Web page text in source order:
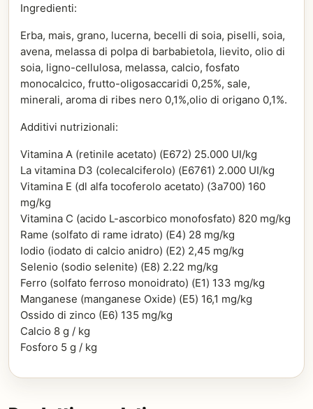
Ingredienti:
Erba, mais, grano, lucerna, becelli di soia, piselli, soia,
avena, melassa di polpa di barbabietola, lievito, olio di
soia, ligno-cellulosa, melassa, calcio, fosfato
monocalcico, frutto-oligosaccaridi 0,25%, sale,
minerali, aroma di ribes nero 0,1%,olio di origano 0,1%.
Additivi nutrizionali:
Vitamina A (retinile acetato) (E672) 25.000 UI/kg
La vitamina D3 (colecalciferolo) (E6761) 2.000 UI/kg
Vitamina E (dl alfa tocoferolo acetato) (3a700) 160
mg/kg
Vitamina C (acido L-ascorbico monofosfato) 820 mg/kg
Rame (solfato di rame idrato) (E4) 28 mg/kg
Iodio (iodato di calcio anidro) (E2) 2,45 mg/kg
Selenio (sodio selenite) (E8) 2.22 mg/kg
Ferro (solfato ferroso monoidrato) (E1) 133 mg/kg
Manganese (manganese Oxide) (E5) 16,1 mg/kg
Ossido di zinco (E6) 135 mg/kg
Calcio 8 g / kg
Fosforo 5 g / kg